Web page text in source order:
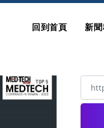
回到首頁 新